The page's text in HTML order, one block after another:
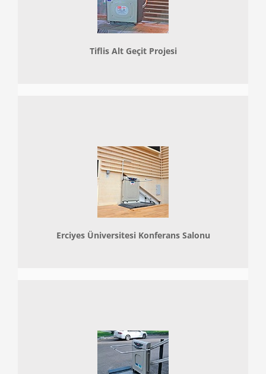
Tiflis Alt Geçit Projesi
Erciyes Üniversitesi Konferans Salonu